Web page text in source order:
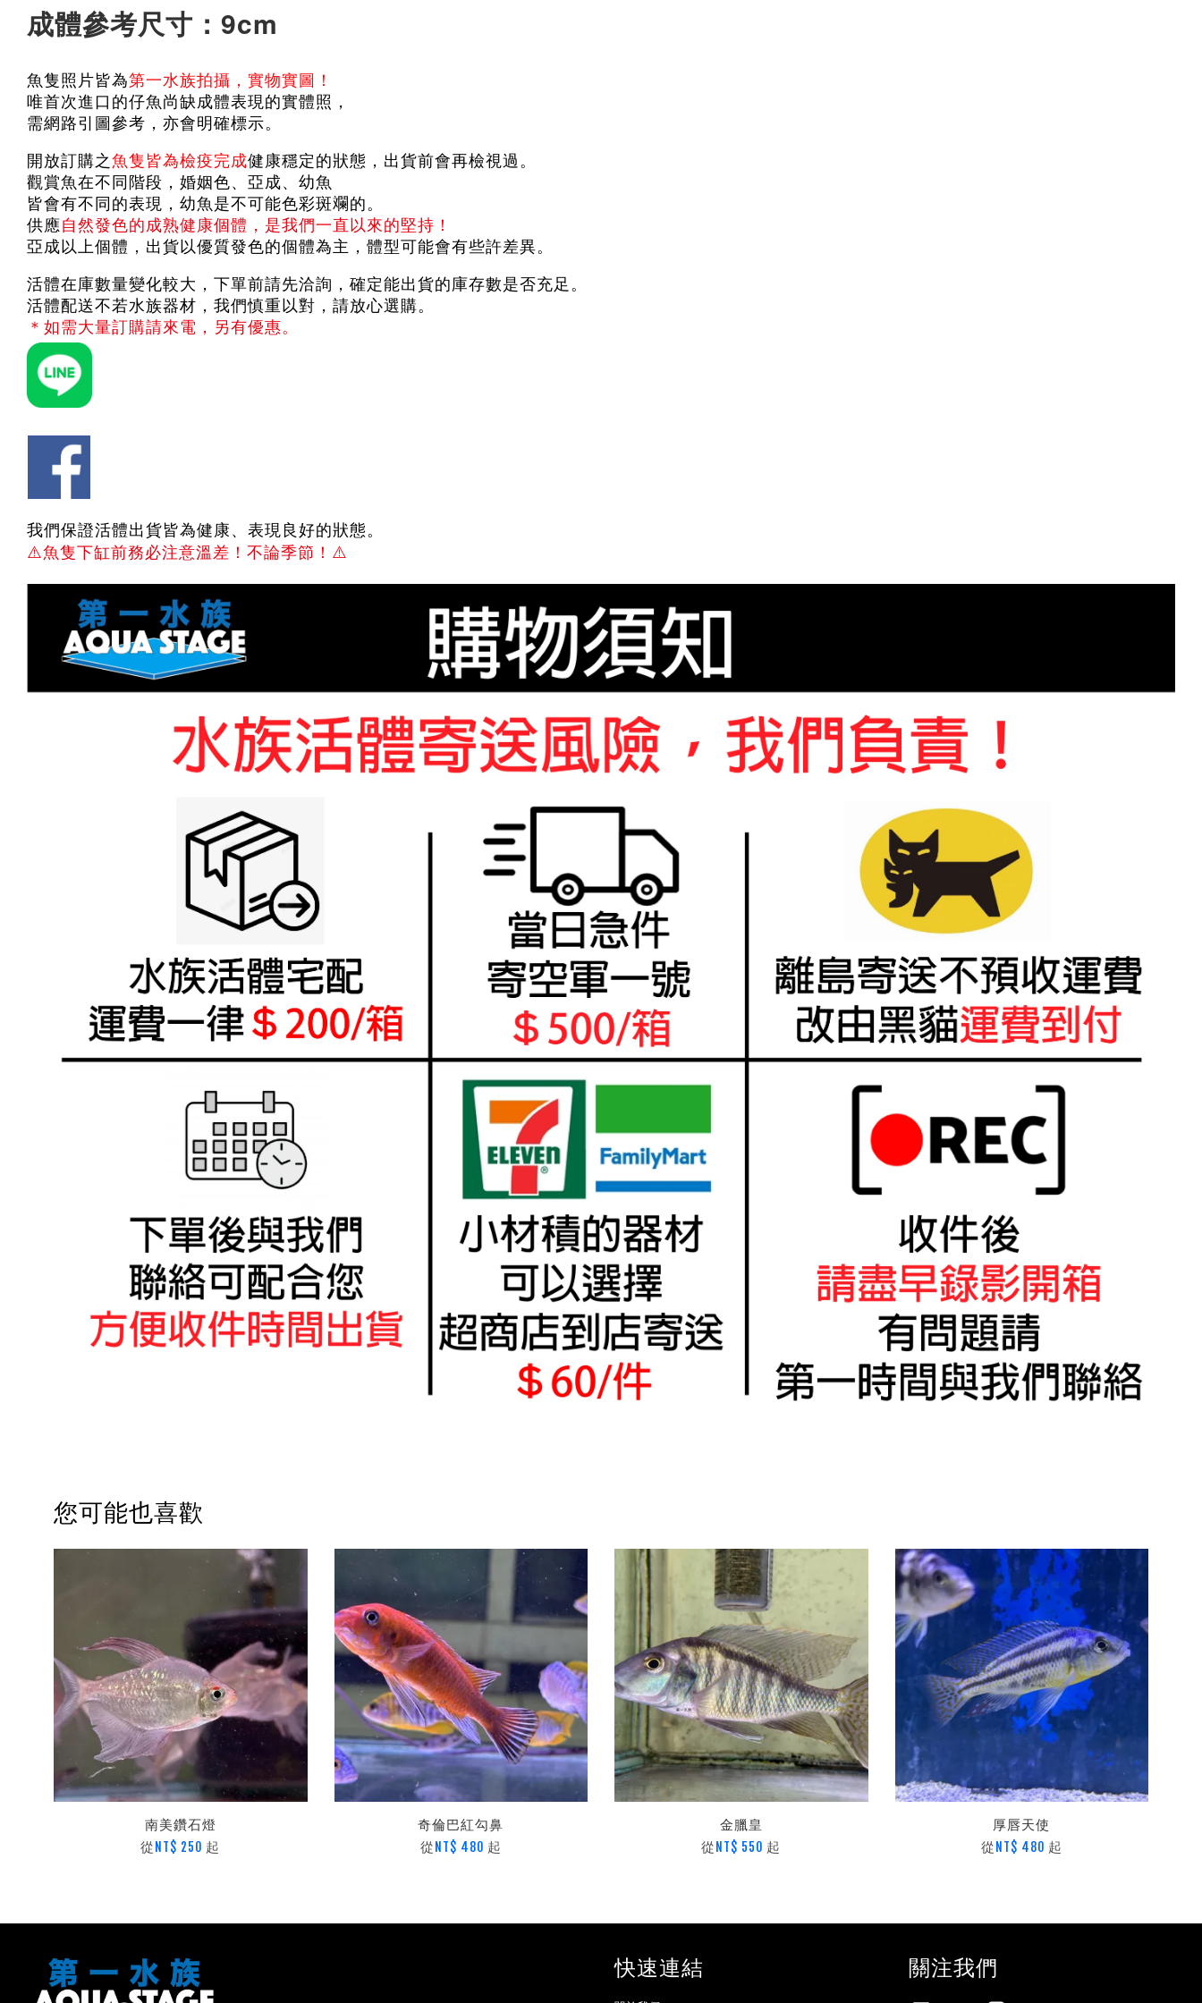
成體參考尺寸：9cm
魚隻照片皆為第一水族拍攝，實物實圖！
唯首次進口的仔魚尚缺成體表現的實體照，
需網路引圖參考，亦會明確標示。
開放訂購之 魚隻皆為檢疫完成健康穩定的狀態，出貨前會再檢視過。
觀賞魚在不同階段，婚姻色、亞成、幼魚
皆會有不同的表現，幼魚是不可能色彩斑斕的。
供應自然發色的成熟健康個體，是我們一直以來的堅持！
亞成以上個體，出貨以優質發色的個體為主，體型可能會有些許差異。
活體在庫數量變化較大，下單前請先洽詢，確定能出貨的庫存數是否充足。
活體配送不若水族器材，我們慎重以對，請放心選購。
＊如需大量訂購請來電，另有優惠。
我們保證活體出貨皆為健康、表現良好的狀態。
⚠️魚隻下缸前務必注意溫差！不論季節！ ⚠️
您可能也喜歡
南美鑽石燈
從 NT$ 250 起
奇倫巴紅勾鼻
從 NT$ 480 起
金臘皇
從 NT$ 550 起
厚唇天使
從 NT$ 480 起
快速連結 關注我們